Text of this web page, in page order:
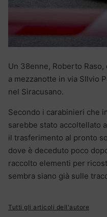
Un 38enne, Roberto
a mezzanotte in via SIlvio
nel Siracusano.
Secondo i carabinieri che
sarebbe stato accoltellato
il trasferimento al pronto
dove è deceduto poco
raccolto elementi per
sembra siano già sulle
Tutti gli articoli dell'autore